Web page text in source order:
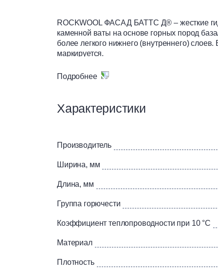
строительства
ROCKWOOL ФАСАД БАТТС Д® – жесткие
каменной ваты на основе горных пород
более легкого нижнего (внутреннего)
маркируется.
Плиты из каменной ваты ФАСАД БАТТС Д®
Концепция двойной плотности позволяет
Подробнее
Характеристики
Производитель
Ширина, мм
Длина, мм
Группа горючести
Коэффициент теплопроводности при 10 °C
Материал
Плотность